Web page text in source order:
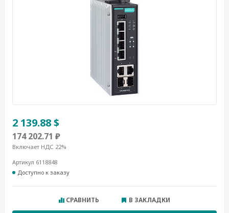
2 139.88 $
174 202.71 ₽
Включает НДС 22%
Артикул 6118848
Доступно к заказу
СРАВНИТЬ В ЗАКЛАДКИ